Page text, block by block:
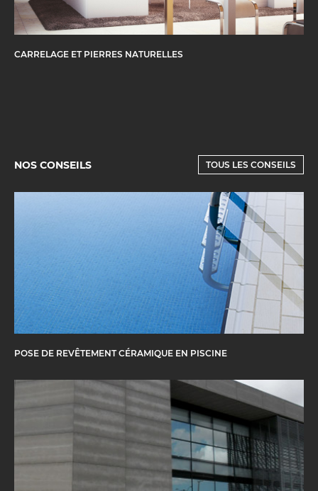
CARRELAGE ET PIERRES NATURELLES
NOS CONSEILS TOUS LES CONSEILS
POSE DE REVÊTEMENT CÉRAMIQUE EN PISCINE